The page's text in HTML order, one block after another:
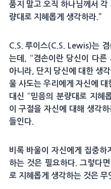
품지 말고 오직 하나님께서
량대로 지혜롭게 생각하라.”
C.S. 루이스(C.S. Lewis)는
는데, “겸손이란 당신이 다른
아니라, 단지 당신에 대한 생
울 사도는 우리에게 자신에 대
대신 “믿음의 분량대로 지혜
이 구절을 자신에 대해 생각
들인다.
비록 바울이 자신에게 집중하
하는 것은 필요하다. 그렇다
로 지혜롭게 생각하는 것은 무